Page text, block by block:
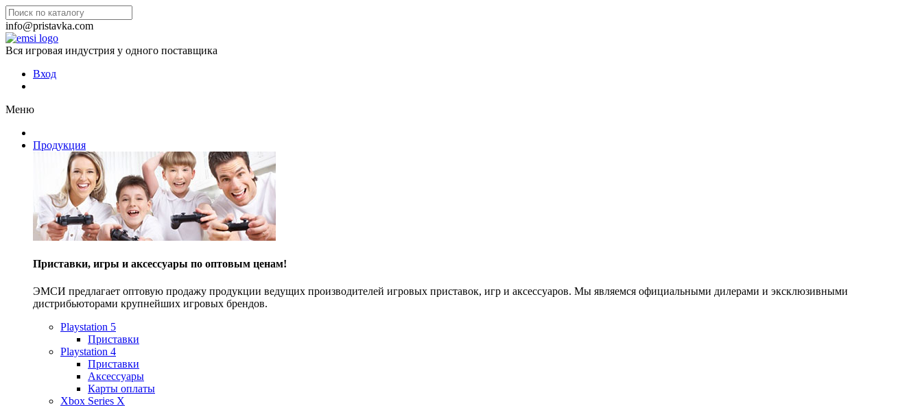
info@pristavka.com
Вся игровая индустрия у одного поставщика
Вход
Меню
Продукция
Приставки, игры и аксессуары по оптовым ценам!
ЭМСИ предлагает оптовую продажу продукции ведущих производителей игровых приставок, игр и аксессуаров. Мы являемся официальными дилерами и эксклюзивными
дистрибьюторами крупнейших игровых брендов.
Playstation 5
Приставки
Playstation 4
Приставки
Аксессуары
Карты оплаты
Xbox Series X